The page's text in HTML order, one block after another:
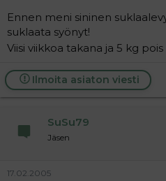
Ennen meni sininen
suklaata syönyt!
Viisi viikkoa takana ja 5 kg pois
Ilmoita asiaton viesti
SuSu79
Jäsen
17.02.2005